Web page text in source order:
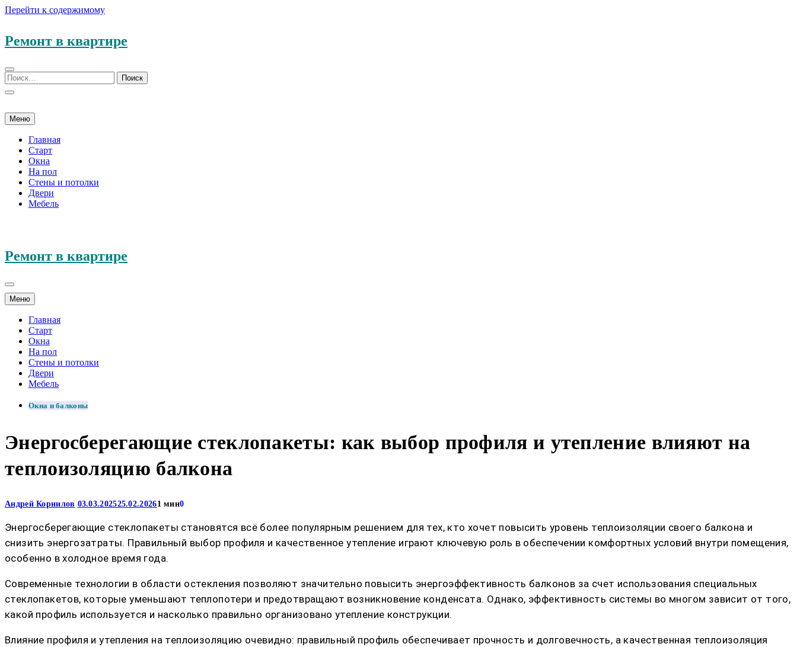
Перейти к содержимому
Ремонт в квартире
Меню
Главная
Старт
Окна
На пол
Стены и потолки
Двери
Мебель
Ремонт в квартире
Меню
Главная
Старт
Окна
На пол
Стены и потолки
Двери
Мебель
Окна и балконы
Энергосберегающие стеклопакеты: как выбор профиля и утепление влияют на
теплоизоляцию балкона
Андрей Корнилов 03.03.202525.02.20261 мин0
Энергосберегающие стеклопакеты становятся всё более популярным решением для тех, кто хочет повысить уровень теплоизоляции своего балкона и
снизить энергозатраты. Правильный выбор профиля и качественное утепление играют ключевую роль в обеспечении комфортных условий внутри помещения,
особенно в холодное время года.
Современные технологии в области остекления позволяют значительно повысить энергоэффективность балконов за счет использования специальных
стеклопакетов, которые уменьшают теплопотери и предотвращают возникновение конденсата. Однако, эффективность системы во многом зависит от того,
какой профиль используется и насколько правильно организовано утепление конструкции.
Влияние профиля и утепления на теплоизоляцию очевидно: правильный профиль обеспечивает прочность и долговечность, а качественная теплоизоляция